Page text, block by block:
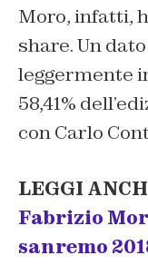
Moro, infatti,
share. Un
leggermente
58,41%
con Carlo
LEGGI
Fabrizio
sanremo